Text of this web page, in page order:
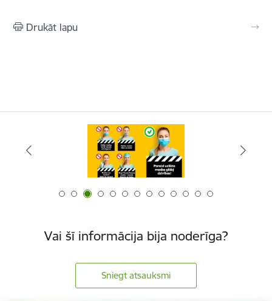
Drukāt lapu
Vai šī informācija bija noderīga?
Sniegt atsauksmi